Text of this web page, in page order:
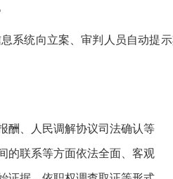
系统向立案、审判人员自动提
酬、人民调解协议司法确认等
的联系等方面依法全面、客观